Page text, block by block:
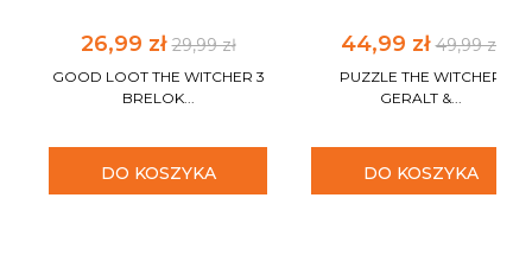
26,99 zł29,99 zł
GOOD LOOT THE WITCHER 3
BRELOK...
DO KOSZYKA
44,99 zł49,99 zł
PUZZLE THE WITCHER
GERALT &...
DO KOSZYKA